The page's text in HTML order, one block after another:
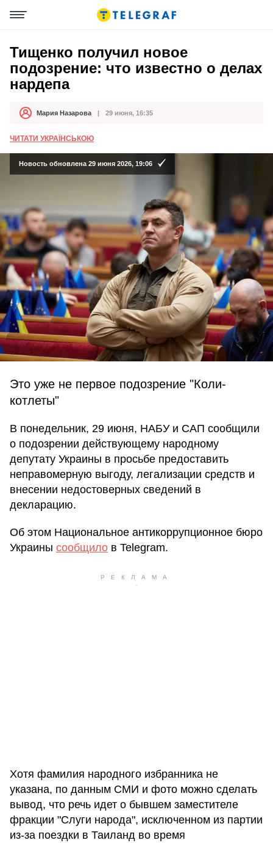
Тищенко получил новое
подозрение: что известно о делах
нардепа
АвторМария Назарова
Дата публикации 29 июня, 16:35
ЧИТАТИ УКРАЇНСЬКОЮ
Новость обновлена 29 июня 2026, 19:06
Это уже не первое подозрение "Коли-
котлеты"
В понедельник, 29 июня, НАБУ и САП сообщили
о подозрении действующему народному
депутату Украины в просьбе предоставить
неправомерную выгоду, легализации средств и
внесении недостоверных сведений в
декларацию.
Об этом Национальное антикоррупционное бюро
Украины сообщило в Telegram.
Хотя фамилия народного избранника не
указана, по данным СМИ и фото можно сделать
вывод, что речь идет о бывшем заместителе
фракции "Слуги народа", исключенном из партии
из-за поездки в Таиланд во время